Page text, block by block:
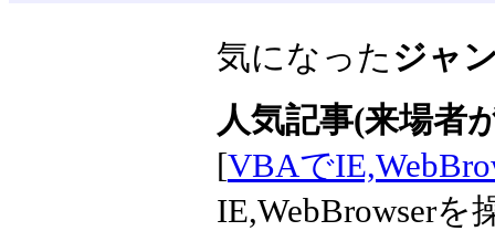
気になった ジャ
人気記事(来場者
[VBAで
IE,WebBrowser